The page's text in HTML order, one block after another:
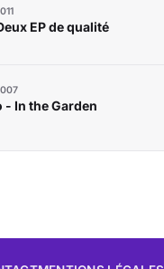
EP de qualité
- In the Garden